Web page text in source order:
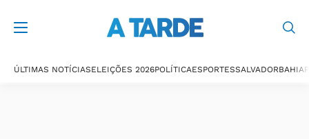
ÚLTIMAS NOTÍCIASELEIÇÕES 2026POLÍTICAESPORTESSALVADORBAHIA